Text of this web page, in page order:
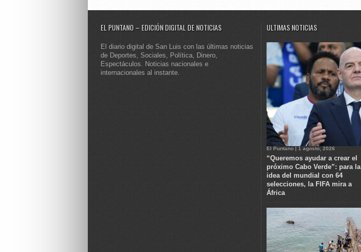
EL PUNTANO – EDICIÓN DIGITAL DE NOTICIAS
El diario digital de San Luis con las últimas noticias
de Deportes, Sociales, Política, Dinero,
Espectáculos. Noticias nacionales e
internacionales al instante.
ULTIMAS NOTICIAS
El Puntano | 1 agosto, 2026
“Queremos ayudar a crear el
próximo Cabo Verde”: para la
idea del mundial con 64
selecciones, la FIFA mira a
África